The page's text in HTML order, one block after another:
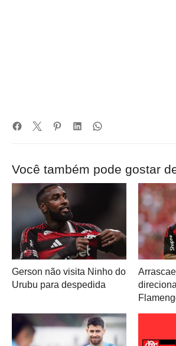
Você também pode gostar
Gerson não visita Ninho do
Urubu para despedida